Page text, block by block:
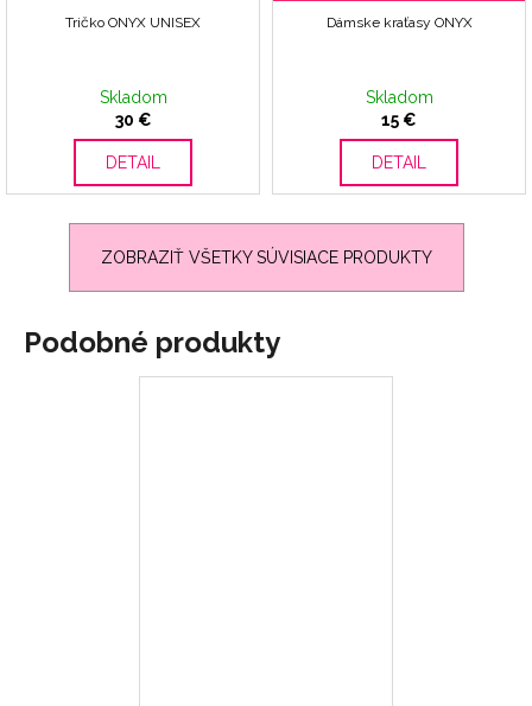
Tričko ONYX UNISEX
Skladom
30 €
DETAIL
Dámske kraťasy ONYX
Skladom
15 €
DETAIL
ZOBRAZIŤ VŠETKY SÚVISIACE PRODUKTY
Podobné produkty